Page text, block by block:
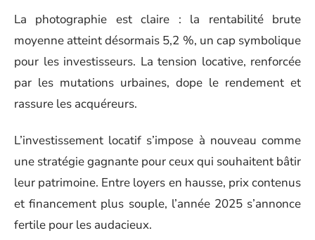
La photographie est claire : la rentabilité brute
moyenne atteint désormais 5,2 %, un cap symbolique
pour les investisseurs. La tension locative, renforcée
par les mutations urbaines, dope le rendement et
rassure les acquéreurs.
L’investissement locatif s’impose à nouveau comme
une stratégie gagnante pour ceux qui souhaitent bâtir
leur patrimoine. Entre loyers en hausse, prix contenus
et financement plus souple, l’année 2025 s’annonce
fertile pour les audacieux.